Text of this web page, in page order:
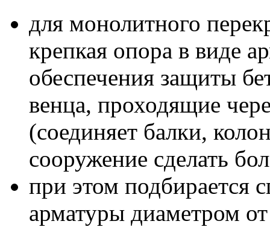
для монолитного
крепкая опора в виде
обеспечения защиты
венца, проходящие
(соединяет балки,
сооружение сделать
при этом подбирается
арматуры диаметром